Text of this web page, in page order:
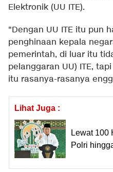
Elektronik (UU ITE).
"Dengan UU ITE itu pun
penghinaan kepala
pemerintah, di luar itu
pelanggaran UU) ITE,
itu rasanya-rasanya
Lihat Juga :
Lewat 100
Polri